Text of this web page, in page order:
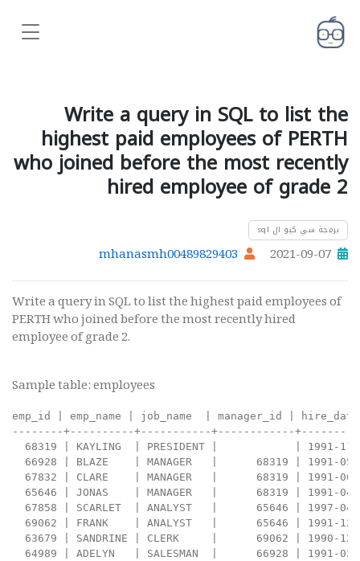
Write a query in SQL to list the
highest paid employees of PERTH
who joined before the most recently
hired employee of grade 2
برمجة سي كيو ال sql
2021-09-07
mhanasmh00489829403
Write a query in SQL to list the highest paid employees of
PERTH who joined before the most recently hired
employee of grade 2.
Sample table: employees
emp_id | emp_name | job_name  | manager_id |
--------+----------+-----------+------------
68319 | KAYLING  | PRESIDENT |            | 1991-
66928 | BLAZE    | MANAGER   |      68319 | 1991-
67832 | CLARE    | MANAGER   |      68319 | 1991-
65646 | JONAS    | MANAGER   |      68319 | 1991-
67858 | SCARLET  | ANALYST   |      65646 | 1997-
69062 | FRANK    | ANALYST   |      65646 | 1991-
63679 | SANDRINE | CLERK     |      69062 | 1990-
64989 | ADELYN   | SALESMAN  |      66928 | 1991-